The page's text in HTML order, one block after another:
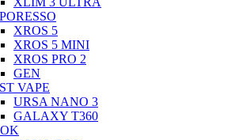
XROS 5
XROS 5 MINI
XROS PRO 2
GEN
VAPE
URSA NANO 3
GALAXY T360